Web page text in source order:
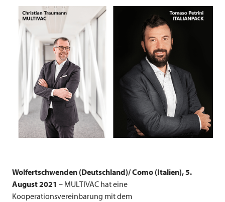
Wolfertschwenden (Deutschland)/ Como (Italien), 5.
August 2021 – MULTIVAC hat eine
Kooperationsvereinbarung mit dem